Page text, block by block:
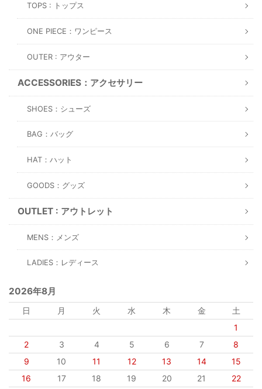
TOPS : トップス
ONE PIECE：ワンピース
OUTER : アウター
ACCESSORIES：アクセサリー
SHOES：シューズ
BAG：バッグ
HAT：ハット
GOODS：グッズ
OUTLET : アウトレット
MENS：メンズ
LADIES：レディース
2026年8月
日 月 火 水 木 金
土
1
2
3 4 5 6 7
8
9
10 11 12 13 14
15
16
17 18 19 20 21
22